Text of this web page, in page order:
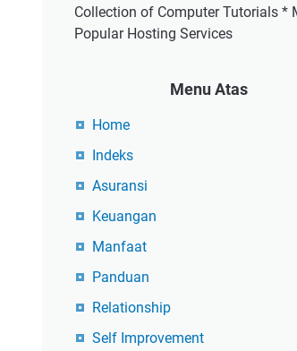
Collection of Computer Tutorials *
Popular Hosting Services
Menu Atas
Home
Indeks
Asuransi
Keuangan
Manfaat
Panduan
Relationship
Self Improvement